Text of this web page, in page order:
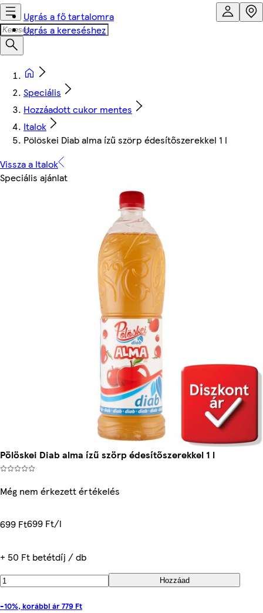
Ugrás a fő tartalomra
Ugrás a kereséshez
Speciális
Hozzáadott cukor mentes
Italok
Pölöskei Diab alma ízű szörp édesítőszerekkel 1 l
Vissza a Italok
Speciális ajánlat
Pölöskei Diab alma ízű szörp édesítőszerekkel 1 l
Még nem érkezett értékelés
699 Ft699 Ft/l
+ 50 Ft betétdíj / db
Hozzáad
-10%, korábbi ár 779 Ft